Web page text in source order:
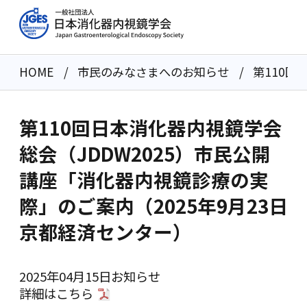
HOME 市民のみなさまへのお知らせ 第110回
2025年04月15日お知らせ
第110回日本消化器内視鏡学会
総会（JDDW2025）市民公開
講座「消化器内視鏡診療の実
際」のご案内（2025年9月23日
京都経済センター）
詳細はこちら